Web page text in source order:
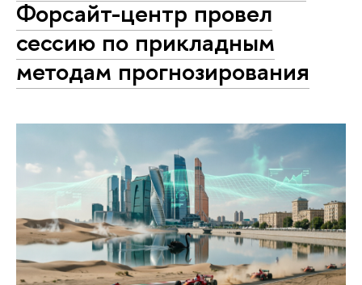
Форсайт-центр провел
сессию по прикладным
методам прогнозирования